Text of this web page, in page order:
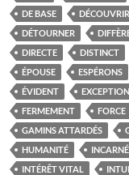
DE BASE
DÉCOUVRIR
DÉTOURNER
DIRECTE
DISTINCT
ÉPOUSE
ESPÉRONS
ÉVIDENT
FERMEMENT
FORCE
GAMINS ATTARDÉS
HUMANITÉ
INCARNÉ
INTÉRÊT VITAL